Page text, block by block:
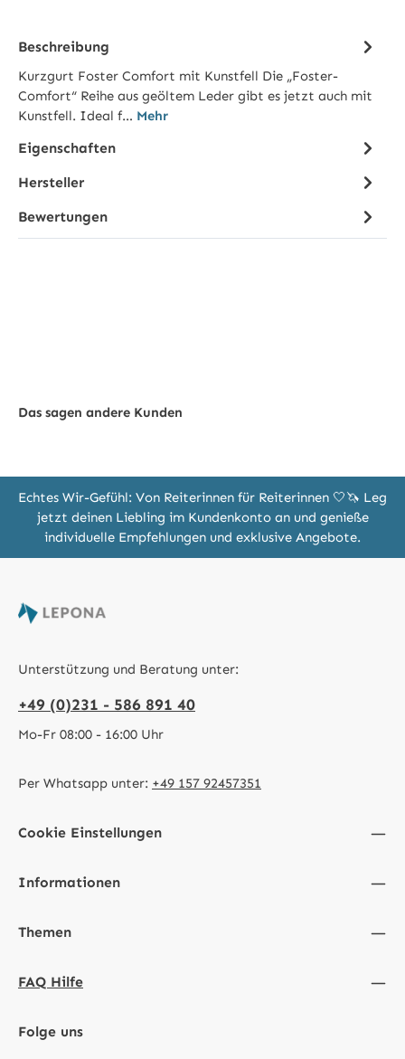
Beschreibung
Kurzgurt Foster Comfort mit Kunstfell Die „Foster-
Comfort“ Reihe aus geöltem Leder gibt es jetzt auch mit
Kunstfell. Ideal f… Mehr
Eigenschaften
Hersteller
Bewertungen
Das sagen andere Kunden
Echtes Wir-Gefühl: Von Reiterinnen für Reiterinnen 🤍🦄 Leg
jetzt deinen Liebling im Kundenkonto an und genieße
individuelle Empfehlungen und exklusive Angebote.
Unterstützung und Beratung unter:
+49 (0)231 - 586 891 40
Mo-Fr 08:00 - 16:00 Uhr
Per Whatsapp unter: +49 157 92457351
Cookie Einstellungen
Informationen
Themen
FAQ Hilfe
Folge uns